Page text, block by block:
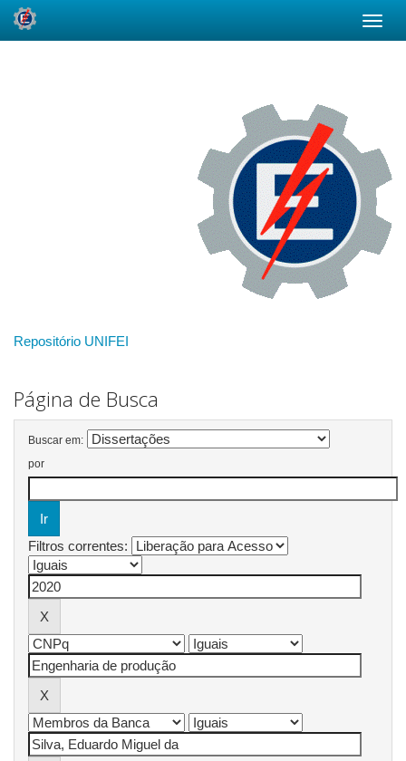
Repositório UNIFEI
Página de Busca
Buscar em:
por
Filtros correntes: